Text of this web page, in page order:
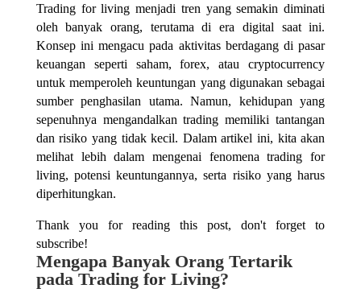
Trading for living menjadi tren yang semakin diminati
oleh banyak orang, terutama di era digital saat ini.
Konsep ini mengacu pada aktivitas berdagang di pasar
keuangan seperti saham, forex, atau cryptocurrency
untuk memperoleh keuntungan yang digunakan sebagai
sumber penghasilan utama. Namun, kehidupan yang
sepenuhnya mengandalkan trading memiliki tantangan
dan risiko yang tidak kecil. Dalam artikel ini, kita akan
melihat lebih dalam mengenai fenomena trading for
living, potensi keuntungannya, serta risiko yang harus
diperhitungkan.
Thank you for reading this post, don't forget to
subscribe!
Mengapa Banyak Orang Tertarik
pada Trading for Living?